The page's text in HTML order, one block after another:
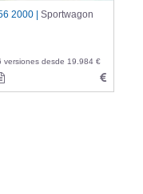
2000 | Sportwagon
versiones desde 19.984 €